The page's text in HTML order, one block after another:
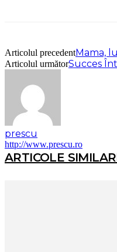
Articolul precedentMama,
Articolul următorSucces
prescu
http://www.prescu.ro
ARTICOLE